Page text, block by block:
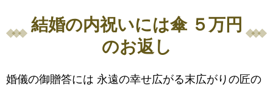
結婚の内祝いには傘 ５万円
のお返し
婚儀の御贈答には 永遠の幸せ広がる末広がりの匠の